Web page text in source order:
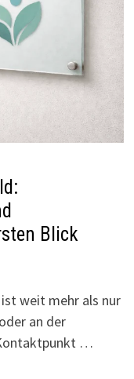
Blick
weit mehr als nur
an der
…